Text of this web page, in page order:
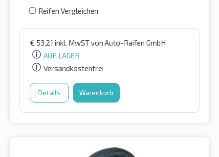
Reifen Vergleichen
€ 53,21 inkl. MwSTvon Auto-Raifen GmbH
AUF LAGER
Versandkostenfrei
Details Warenkorb